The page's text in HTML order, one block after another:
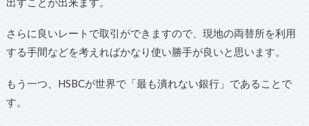
さらに良いレートで取引ができますので、現地の両替所を利用
する手間などを考えればかなり使い勝手が良いと思います。
もう一つ、HSBCが世界で「最も潰れない銀行」であることで
す。